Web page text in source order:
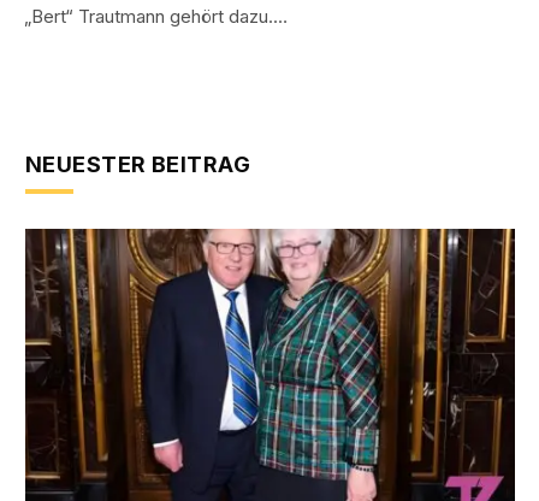
„Bert“ Trautmann gehört dazu.…
NEUESTER BEITRAG